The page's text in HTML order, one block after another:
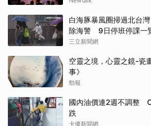
白海豚暴風圈掃過北台
除海警 9日停班停課一
三立新聞網
空靈之境，心靈之鏡-瓷
事》
勁報
國內油價連2週不調整
跌
卡優新聞網